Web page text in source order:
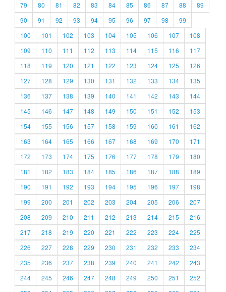
79
80 81 82 83 84 85 86 87 88
89
90
91 92 93 94 95 96 97 98
99
100
101 102 103 104 105 106 107
108
109
110 111 112 113 114 115 116
117
118
119 120 121 122 123 124 125
126
127
128 129 130 131 132 133 134
135
136
137 138 139 140 141 142 143
144
145
146 147 148 149 150 151 152
153
154
155 156 157 158 159 160 161
162
163
164 165 166 167 168 169 170
171
172
173 174 175 176 177 178 179
180
181
182 183 184 185 186 187 188
189
190
191 192 193 194 195 196 197
198
199
200 201 202 203 204 205 206
207
208
209 210 211 212 213 214 215
216
217
218 219 220 221 222 223 224
225
226
227 228 229 230 231 232 233
234
235
236 237 238 239 240 241 242
243
244
245 246 247 248 249 250 251
252